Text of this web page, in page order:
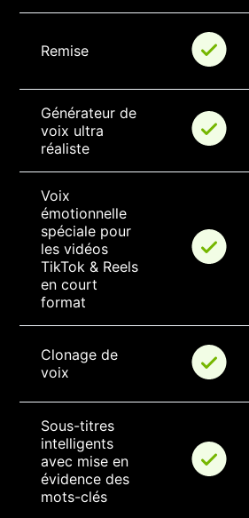
Remise
Générateur de
voix ultra
réaliste
Voix
émotionnelle
spéciale pour
les vidéos
TikTok & Reels
en court
format
Clonage de
voix
Sous-titres
intelligents
avec mise en
évidence des
mots-clés